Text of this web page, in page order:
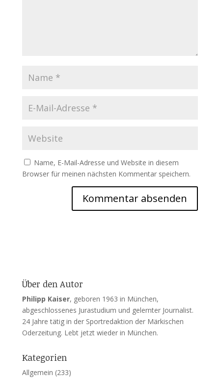
Name, E-Mail-Adresse und Website in diesem
Browser für meinen nächsten Kommentar speichern.
Über den Autor
Philipp Kaiser, geboren 1963 in München,
abgeschlossenes Jurastudium und gelernter Journalist.
24 Jahre tätig in der Sportredaktion der Märkischen
Oderzeitung. Lebt jetzt wieder in München.
Kategorien
Allgemein (233)